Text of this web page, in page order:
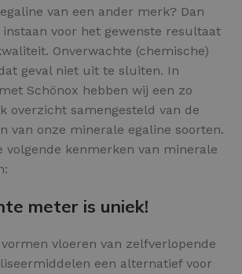
van een ander merk? Dan
voor het gewenste resultaat
Onverwachte (chemische)
geval niet uit te sluiten. In
Schönox hebben wij een zo
overzicht samengesteld van de
van onze minerale egaline soorten.
volgende kenmerken van minerale
meter is uniek!
vloeren van zelfverlopende
een alternatief voor